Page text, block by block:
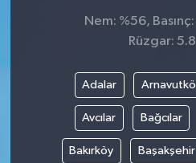
Nem: %56,
Rüzgar:
Adalar
Avcılar Bağcılar
Bakırköy Başakşehir